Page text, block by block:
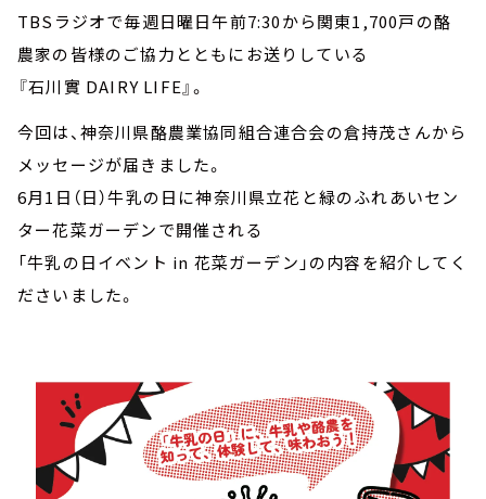
TBSラジオで毎週日曜日午前7:30から関東1,700戸の酪
農家の皆様のご協力とともにお送りしている
『石川實 DAIRY LIFE』。
今回は、神奈川県酪農業協同組合連合会の倉持茂さんから
メッセージが届きました。
6月1日（日）牛乳の日に神奈川県立花と緑のふれあいセン
ター花菜ガーデンで開催される
「牛乳の日イベント in 花菜ガーデン」の内容を紹介してく
ださいました。